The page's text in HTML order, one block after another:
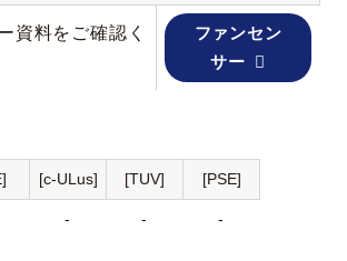
資料をご確認く
ファンセン
サー
[c-ULus] [TUV] [PSE]
- - -